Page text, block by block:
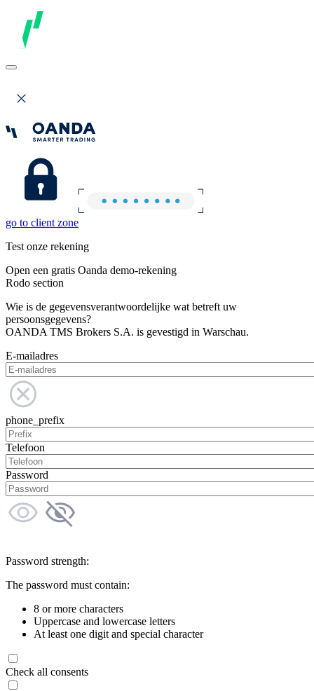
go to client zone
Test onze rekening
Open een gratis Oanda demo-rekening
Rodo section
Wie is de gegevensverantwoordelijke wat betreft uw
persoonsgegevens?
OANDA TMS Brokers S.A. is gevestigd in Warschau.
E-mailadres
phone_prefix
Telefoon
Password
Password strength:
The password must contain:
8 or more characters
Uppercase and lowercase letters
At least one digit and special character
Check all consents